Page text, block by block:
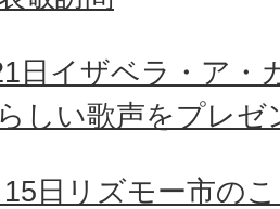
日イザベラ・ア・
しい歌声をプレ
日リズモー市の